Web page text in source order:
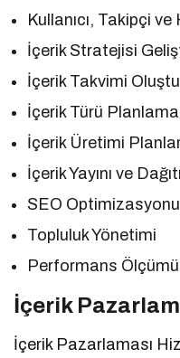
Kullanıcı, Takipçi
İçerik Stratejisi
İçerik Takvimi
İçerik Türü
İçerik Üretimi
İçerik Yayını ve
SEO Optimizasyonu
Topluluk Yönetimi
Performans
İçerik
İçerik Pazarlaması